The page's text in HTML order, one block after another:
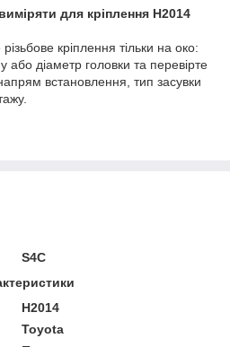
для кріплення H2014
кріплення тільки на око:
діаметр головки та перевірте
встановлення, тип засувки
S4C
H2014
Toyota